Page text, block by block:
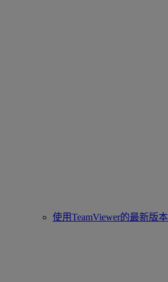
使用TeamViewer的最新版本